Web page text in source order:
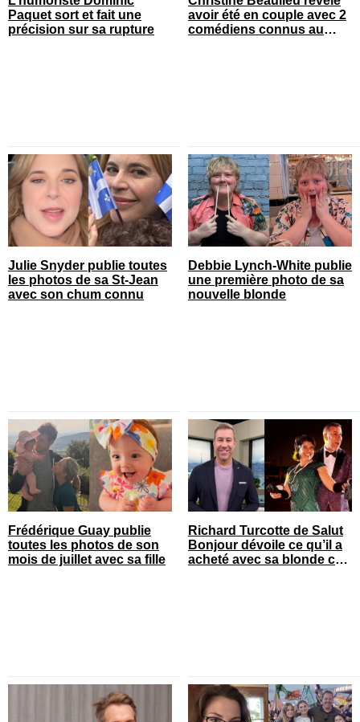
Paquet sort et fait une
précision sur sa rupture
avoir été en couple avec 2
comédiens connus au
Julie Snyder publie toutes
les photos de sa St-Jean
avec son chum connu
Debbie Lynch-White publie
une première photo de sa
nouvelle blonde
Frédérique Guay publie
toutes les photos de son
mois de juillet avec sa fille
Richard Turcotte de Salut
Bonjour dévoile ce qu’il a
acheté avec sa blonde cet